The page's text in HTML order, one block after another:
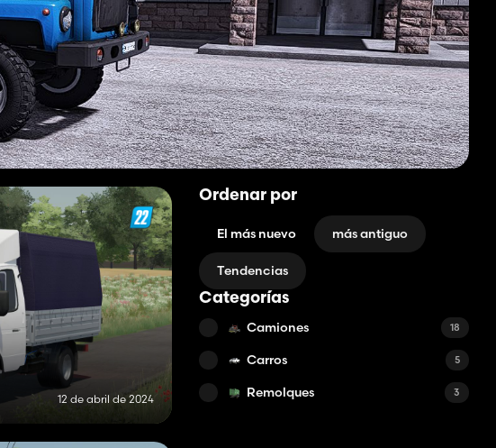
12 de abril de 2024
Ordenar por
El más nuevo más antiguo
Tendencias
Categorías
Camiones 18
Carros 5
Remolques 3